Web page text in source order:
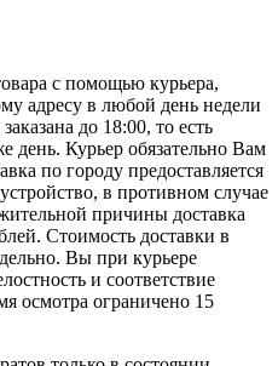
с помощью курьера,
адресу в любой день недели
до 18:00, то есть
день. Курьер обязательно Вам
по городу предоставляется
в противном случае
причины доставка
Стоимость доставки в
Вы при курьере
и соответствие
осмотра ограничено 15